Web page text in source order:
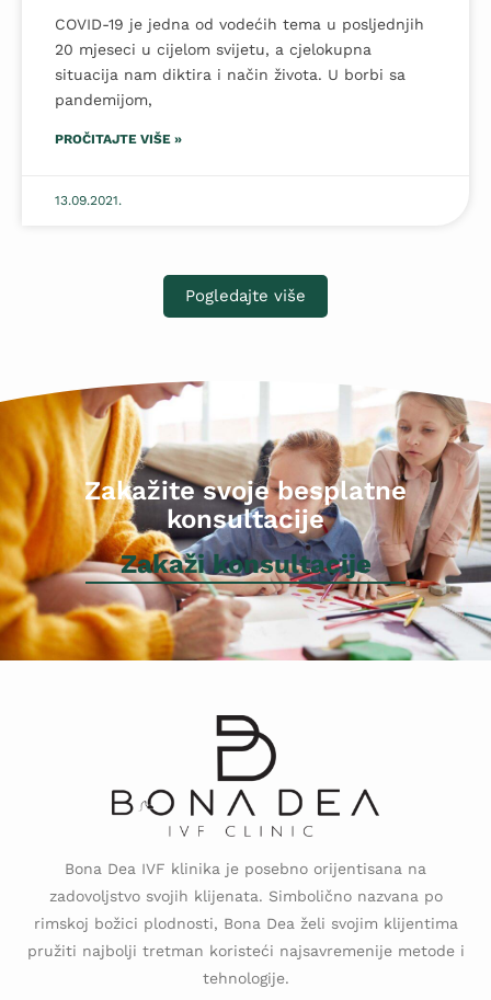
COVID-19 je jedna od vodećih tema u posljednjih
20 mjeseci u cijelom svijetu, a cjelokupna
situacija nam diktira i način života. U borbi sa
pandemijom,
PROČITAJTE VIŠE »
13.09.2021.
Pogledajte više
Zakažite svoje besplatne
konsultacije
Zakaži konsultacije
Bona Dea IVF klinika je posebno orijentisana na
zadovoljstvo svojih klijenata. Simbolično nazvana po
rimskoj božici plodnosti, Bona Dea želi svojim klijentima
pružiti najbolji tretman koristeći najsavremenije metode i
tehnologije.